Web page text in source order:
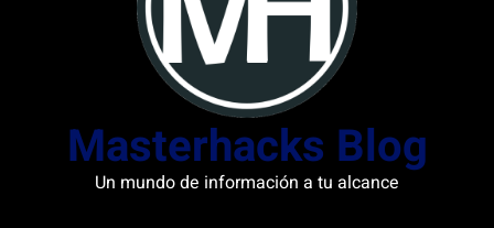
Masterhacks Blog
Un mundo de información a tu alcance